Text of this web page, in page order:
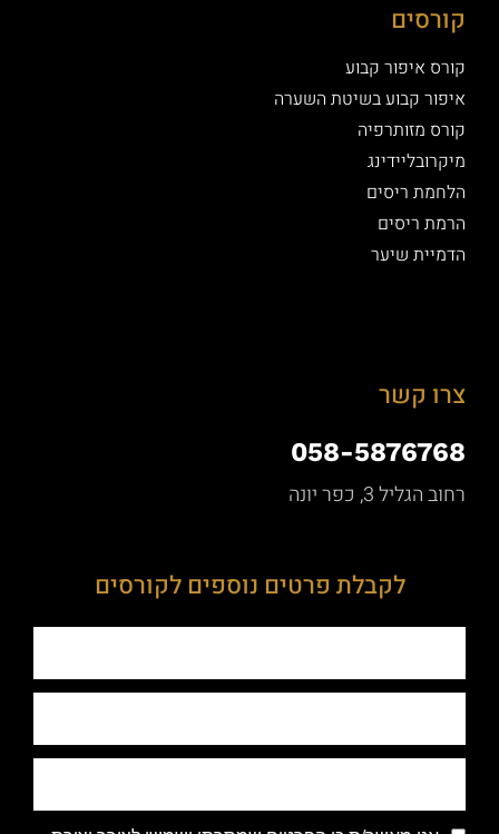
קורסים
קורס איפור קבוע
איפור קבוע בשיטת השערה
קורס מזותרפיה
מיקרובליידינג
הלחמת ריסים
הרמת ריסים
הדמיית שיער
צרו קשר
058-5876768
רחוב הגליל 3, כפר יונה
לקבלת פרטים נוספים לקורסים